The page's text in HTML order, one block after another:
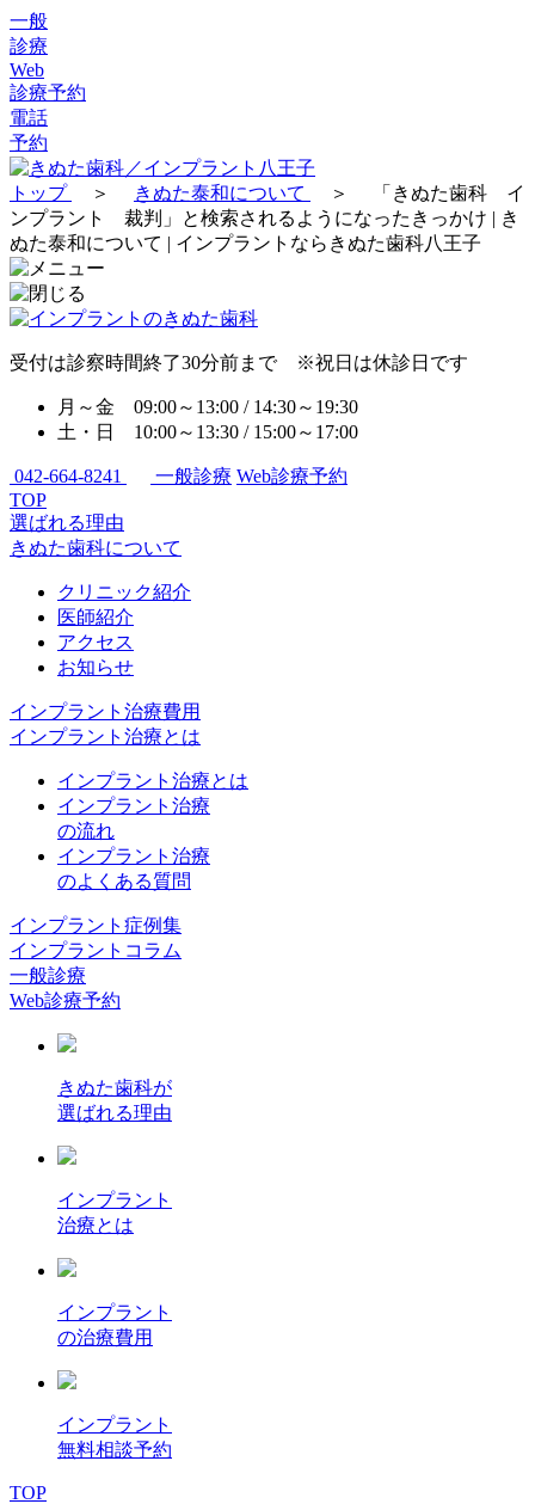
一般
診療
Web
診療予約
電話
予約
トップ ＞ きぬた泰和について ＞
「きぬた歯科 イ
ンプラント 裁判」と検索されるようになったきっかけ | き
ぬた泰和について | インプラントならきぬた歯科八王子
受付は診察時間終了30分前まで ※祝日は休診日です
月～金 09:00～13:00 / 14:30～19:30
土・日 10:00～13:30 / 15:00～17:00
042-664-8241 一般診療 Web診療予約
TOP
選ばれる理由
きぬた歯科について
クリニック紹介
医師紹介
アクセス
お知らせ
インプラント治療費用
インプラント治療とは
インプラント治療とは
インプラント治療
の流れ
インプラント治療
のよくある質問
インプラント症例集
インプラントコラム
一般診療
Web診療予約
きぬた歯科が
選ばれる理由
インプラント
治療とは
インプラント
の治療費用
インプラント
無料相談予約
TOP